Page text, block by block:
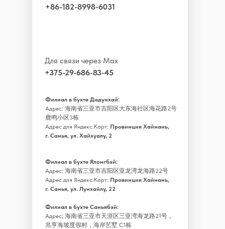
Филиал в бухте Дадунхай:
Адрес: 海南省三亚市吉阳区大东海社区海花路2号
鹿鸣小区3栋
Адрес для Яндекс.Карт: Провинция Хайнань,
г. Санья, ул. Хайхуалу, 2
Филиал в бухте Ялонгбэй:
Адрес: 海南省三亚市吉阳区亚龙湾龙海路22号
Адрес для Яндекс.Карт: Провинция Хайнань,
г. Санья, ул. Лунхайлу, 22
Филиал в бухте Саньябэй:
Адрес: 海南省三亚市天涯区三亚湾海龙路21号，
兆亨海坡度假村，海岸艺墅 C1栋
+86-182-8998-6031
Для связи через Max
+375-29-686-83-45